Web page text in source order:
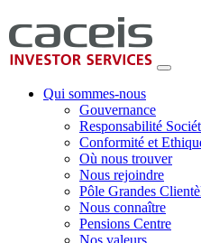
Qui sommes-nous
Gouvernance
Responsabilité
Conformité et
Où nous trouver
Nous rejoindre
Pôle Grandes
Nous connaître
Pensions Centre
Nos valeurs